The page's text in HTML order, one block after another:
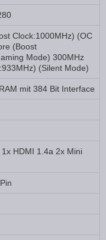
Clock:1000MHz) (OC
(Boost
Mode) 300MHz
(Silent Mode)
mit 384 Bit Interface
HDMI 1.4a 2x Mini